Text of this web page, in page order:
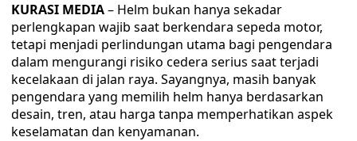
KURASI MEDIA– Helm bukan hanya sekadar
perlengkapan wajib saat berkendara sepeda motor,
tetapi menjadi perlindungan utama bagi pengendara
dalam mengurangi risiko cedera serius saat terjadi
kecelakaan di jalan raya. Sayangnya, masih banyak
pengendara yang memilih helm hanya berdasarkan
desain, tren, atau harga tanpa memperhatikan aspek
keselamatan dan kenyamanan.